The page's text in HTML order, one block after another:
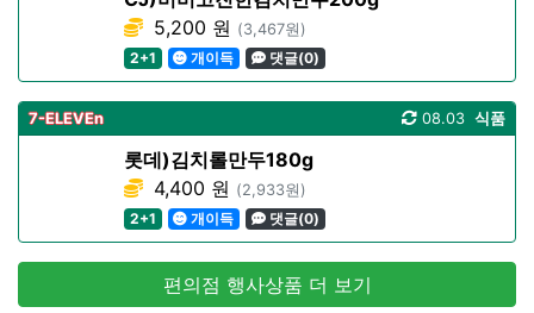
5,200 원 (3,467원)
2+1
개이득 댓글(0)
7-ELEVEn 식품
08.03
롯데)김치롤만두180g
4,400 원 (2,933원)
2+1
개이득 댓글(0)
편의점 행사상품 더 보기